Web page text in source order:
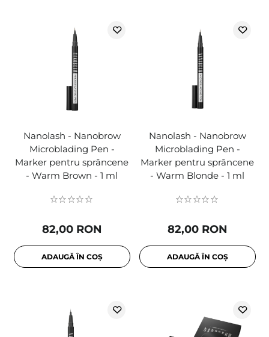
Nanolash - Nanobrow
Microblading Pen -
Marker pentru sprâncene
- Warm Brown - 1 ml
82,00 RON
ADAUGĂ ÎN COȘ
Nanolash - Nanobrow
Microblading Pen -
Marker pentru sprâncene
- Warm Blonde - 1 ml
82,00 RON
ADAUGĂ ÎN COȘ